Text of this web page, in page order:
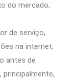
do mercado;
de serviço,
na internet;
antes de
principalmente,